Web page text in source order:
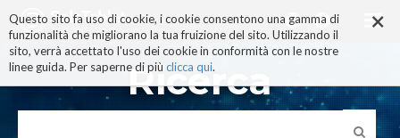
×
Questo sito fa uso di cookie, i cookie consentono una gamma di
funzionalità che migliorano la tua fruizione del sito. Utilizzando il
sito, verrà accettato l'uso dei cookie in conformità con le nostre
linee guida. Per saperne di più clicca qui.
ai
contenuti.
|
alla
navigazione
Ricerca